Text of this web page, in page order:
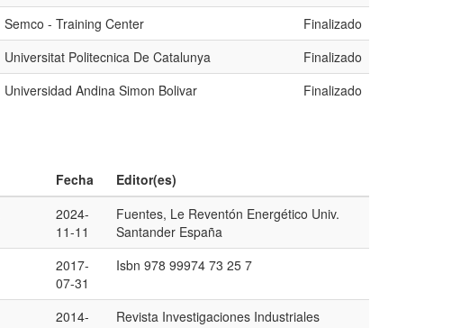
Semco - Training Center
Finalizado
Universitat Politecnica De Catalunya
Finalizado
Universidad Andina Simon Bolivar Finalizado
Fecha
Editor(es)
2024-
11-11
Fuentes, Le Reventón Energético Univ.
Santander España
2017-
07-31
Isbn 978 99974 73 25 7
2014-
Revista Investigaciones Industriales